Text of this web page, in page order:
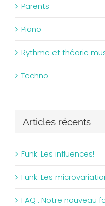
Parents
Piano
Rythme et théorie
Techno
Articles récents
Funk: Les influences!
Funk: Les
FAQ : Notre nouveau